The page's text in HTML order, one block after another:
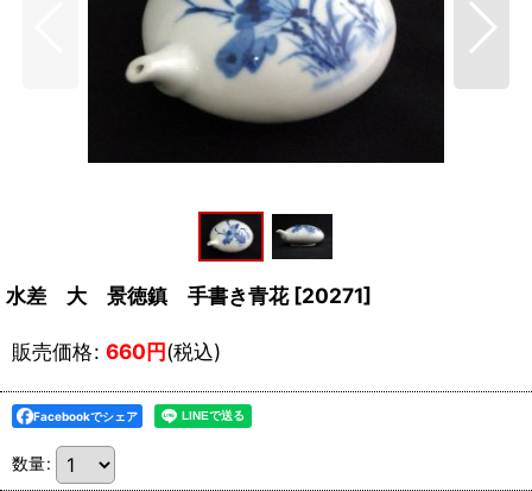
水差 大 景徳鎮 手書き青花 [20271]
販売価格: 660円(税込)
Facebookでシェア
数量: